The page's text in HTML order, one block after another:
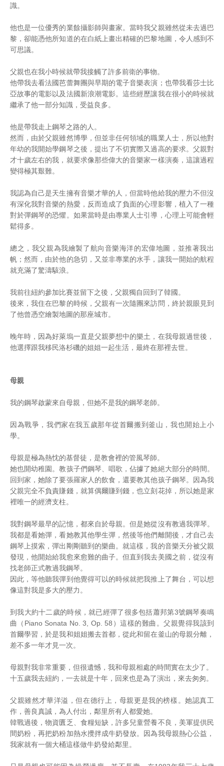
識。
他也是一位優秀的業餘攝影師與畫家。當時我父親雖然從未去過巴
黎，卻能憑他所知道的在白紙上畫出精確的巴黎地圖，令人感到不
可思議。
父親也在我小時候就帶我接觸了許多前衛的事物。
他帶我去看法國芭蕾舞團與早期的電子音樂表演；也帶我看莎士比
亞故事的電影以及法國新浪潮電影。這些經歷讓我在很小的時候就
繼承了他一部分知識，受益良多。
他是帶我走上鋼琴之路的人。
然而，由於父親雖然博學，但並非任何領域的職業人士，所以他對
年幼的我開始學鋼琴之後，提出了不切實際又過高的要求。父親對
才十歲左右的我，就要求像那些偉大的音樂家一樣演奏，這讓過程
變得極其艱難。
我認為自己是天生擁有音樂才華的人，但當時他給我的壓力不但沒
有深化我對音樂的熱愛，反而造成了負面的心理影響，植入了一種
對於彈鋼琴的恐懼。如果當時是由專業人士引導，心理上可能會輕
鬆得多。
總之，我父親為我繪製了航向音樂海洋的宏偉地圖，並推著我出
帆；然而，由於他的急切，又並非專業的水手，讓我一開始的航程
就充滿了驚濤駭浪。
我前往紐約參加比賽並留下之後，父親獨自回到了韓國。
後來，我住在巴黎的時候，父親有一次隨團來訪問，終於親眼見到
了他曾憑空繪製地圖的那座城市。
晚年時，因為好萊塢一直是父親夢想中的樂土，在我母親過世後，
他選擇跟我移民洛杉磯的姐姐一起生活，最終在那裡去世。
母親
我的鋼琴啟蒙來自母親，但她不是我的鋼琴老師。
因為戰爭，我們家在我五歲那年從首爾搬到釜山，我也開始上小
學。
母親是極為熱忱的基督徒，是教會裡的管風琴師。
她也開幼稚園。教孩子們鋼琴、唱歌，佔據了她絕大部分的時間。
回到家，她除了要張羅家人的飲食，還要教其他孩子鋼琴。因為我
父親完全不負責賺錢，就算偶爾賺到錢，也立刻花掉，所以她是家
裡唯一的經濟支柱。
我對鋼琴最早的記憶，都來自於母親。但是她從沒有教過我彈琴。
我都是看她彈，看她教其他學生彈，然後等他們離開後，才自己去
鋼琴上摸索，彈出剛剛聽到的樂曲。就這樣，我的音樂天分被父親
發現，他開始給我愈來愈難的曲子。但直到我去美國之前，從沒有
找老師正式教過我鋼琴。
因此，等他聽我彈到他覺得可以的時候就把我推上了舞台，可以想
像這對我是多大的壓力。
到我大約十二歲的時候，就已經彈了很多包括蕭邦第3號鋼琴奏鳴
曲（Piano Sonata No. 3, Op. 58）這樣的難曲。父親覺得我該到
首爾學習，於是我和姐姐搬去首都，從此和留在釜山的母親分離，
差不多一年才見一次。
母親對我非常重要，但很遺憾，我和母親相處的時間實在太少了。
十五歲我去紐約，一去就是十年，回來也是為了演出，來去匆匆。
父親雖然才華洋溢，但在德行上，母親更是我的榜樣。她認真工
作，善良真誠，為人付出，鄰里所有人都愛她。
韓戰過後，物資匱乏、食糧短缺，許多兒童營養不良，美軍提供民
間奶粉，再把奶粉加熱水攪拌成牛奶發放。因為我母親熱心公益，
我家就有一個大桶這樣做牛奶發給鄰里。